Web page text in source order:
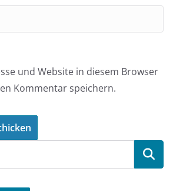
und Website in diesem Browser
Kommentar speichern.